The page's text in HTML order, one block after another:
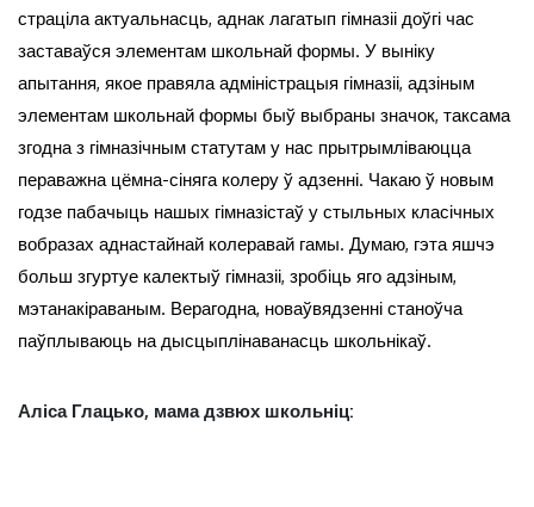
страціла актуальнасць, аднак лагатып гімназіі доўгі час
заставаўся элементам школьнай формы. У выніку
апытання, якое правяла адміністрацыя гімназіі, адзіным
элементам школьнай формы быў выбраны значок, таксама
згодна з гімназічным статутам у нас прытрымліваюцца
пераважна цёмна-сіняга колеру ў адзенні. Чакаю ў новым
годзе пабачыць нашых гімназістаў у стыльных класічных
вобразах аднастайнай колеравай гамы. Думаю, гэта яшчэ
больш згуртуе калектыў гімназіі, зробіць яго адзіным,
мэтанакіраваным. Верагодна, новаўвядзенні станоўча
паўплываюць на дысцыплінаванасць школьнікаў.
Аліса Глацько, мама дзвюх школьніц: